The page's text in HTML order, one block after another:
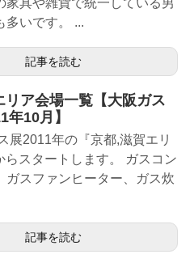
家具や雑貨で統一している男
多いです。 ...
記事を読む
リア会場一覧【大阪ガス
年10月】
展2011年の『京都,滋賀エリ
らスタートします。 ガスコン
ガスファンヒーター、ガス炊
記事を読む